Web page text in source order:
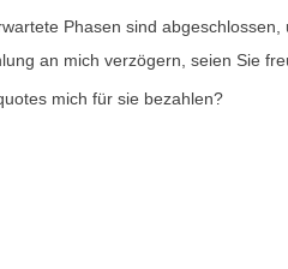
Phasen sind abgeschlossen,
an mich verzögern, seien Sie
mich für sie bezahlen?